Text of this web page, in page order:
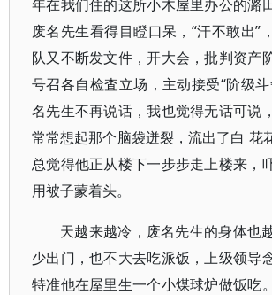
年在我们住的这所小木屋里办公的潞
废名先生看得目瞪口呆，“汗不敢出”
队又不断发文件，开大会，批判资产
号召各自检査立场，主动接受“阶级
名先生不再说话，我也觉得无话可说
常常想起那个脑袋迸裂，流出了白 花
总觉得他正从楼下一步步走上楼来，
用被子蒙着头。
天越来越冷，废名先生的身体也
少出门，也不大去吃派饭，上级领导
特准他在屋里生一个小煤球炉做饭吃